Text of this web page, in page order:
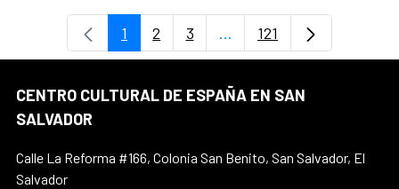
Página
1 Página
2 Página
3 ...Páginas intermedias Use
Página
121
CENTRO CULTURAL DE ESPAÑA EN SAN
SALVADOR
Calle La Reforma #166, Colonia San Benito, San Salvador, El
Salvador